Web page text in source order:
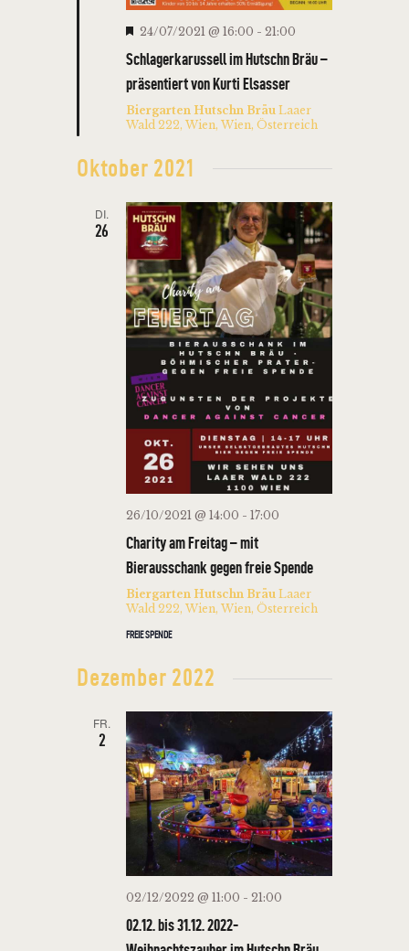
N
H
r
o
g
e
o
b
n
24/07/2021 @ 16:00 - 21:00
Schlagerkarussell im Hutschn Bräu –
präsentiert von Kurti Elsasser
Biergarten Hutschn Bräu Laaer
Wald 222, Wien, Wien, Österreich
Oktober 2021
DI.
26
26/10/2021 @ 14:00 - 17:00
Charity am Freitag – mit
Bierausschank gegen freie Spende
Biergarten Hutschn Bräu Laaer
Wald 222, Wien, Wien, Österreich
FREIE SPENDE
Dezember 2022
FR.
2
02/12/2022 @ 11:00 - 21:00
02.12. bis 31.12. 2022-